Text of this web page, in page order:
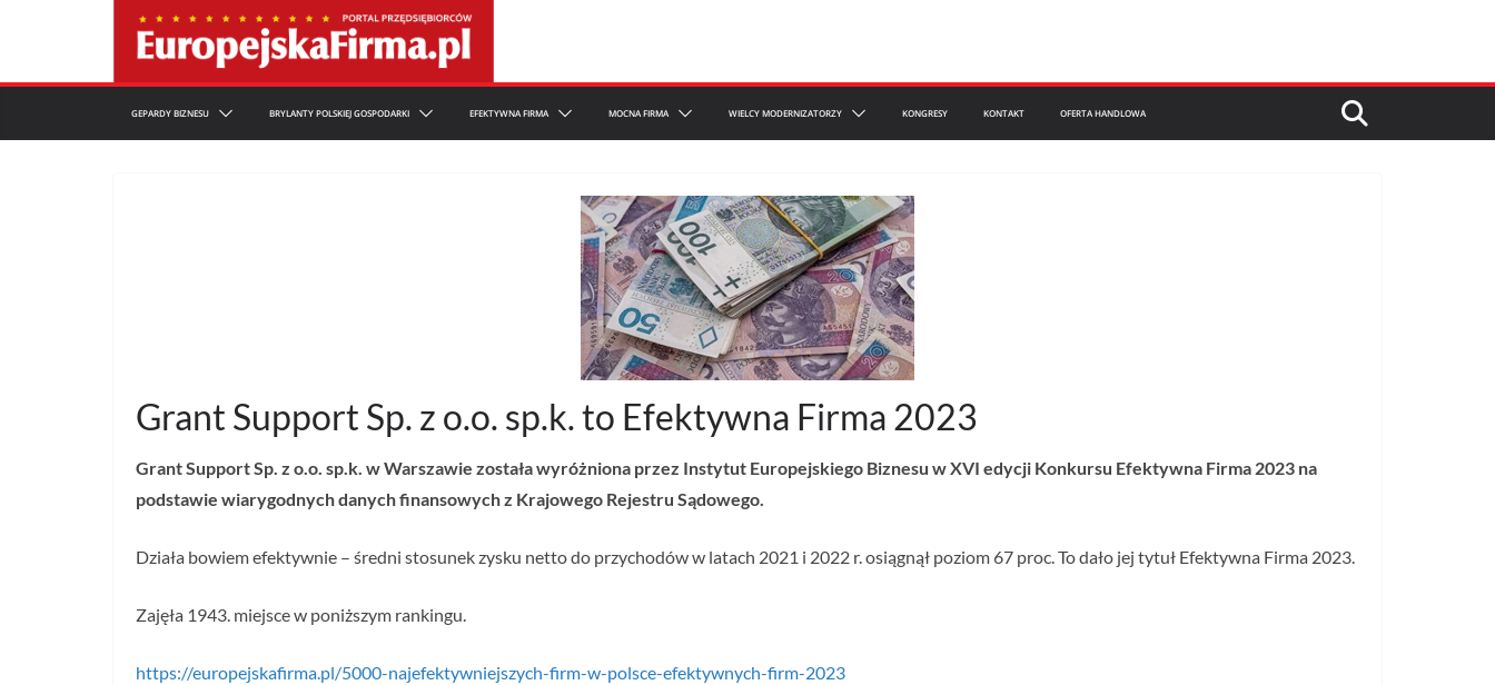
GEPARDY BIZNESU BRYLANTY POLSKIEJ GOSPODARKI EFEKTYWNA FIRMA MOCNA FIRMA WIELCY MODERNIZATORZY KONGRESY KONTAKT OFERTA HANDLOWA
Grant Support Sp. z o.o. sp.k. to Efektywna Firma 2023
Grant Support Sp. z o.o. sp.k. w Warszawie została wyróżniona przez Instytut Europejskiego Biznesu w XVI edycji Konkursu Efektywna Firma 2023 na
podstawie wiarygodnych danych finansowych z Krajowego Rejestru Sądowego.
Działa bowiem efektywnie – średni stosunek zysku netto do przychodów w latach 2021 i 2022 r. osiągnął poziom 67 proc. To dało jej tytuł Efektywna Firma 2023.
Zajęła 1943. miejsce w poniższym rankingu.
https://europejskafirma.pl/5000-najefektywniejszych-firm-w-polsce-efektywnych-firm-2023